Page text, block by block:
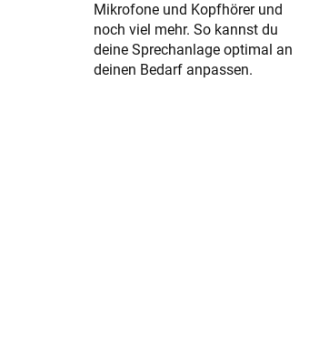
Mikrofone und Kopfhörer und
noch viel mehr. So kannst du
deine Sprechanlage optimal an
deinen Bedarf anpassen.